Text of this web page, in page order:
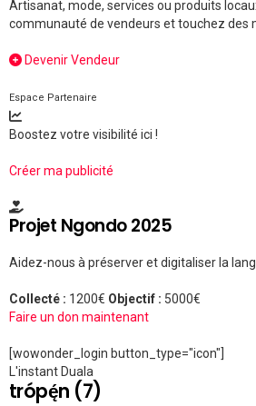
Artisanat, mode, services ou produits
communauté de vendeurs et touchez des
Devenir Vendeur
Espace Partenaire
Boostez votre visibilité ici !
Créer ma publicité
Projet Ngondo 2025
Aidez-nous à préserver et digitaliser la
Collecté : 1200€ Objectif : 5000€
Faire un don maintenant
[wowonder_login button_type="icon"]
L'instant Duala
trópę́n (7)